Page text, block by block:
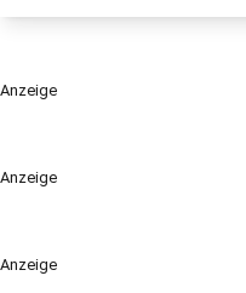
Anzeige
Anzeige
Anzeige